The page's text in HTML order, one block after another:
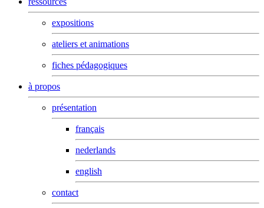
expositions
ateliers et animations
fiches pédagogiques
à propos
présentation
français
nederlands
english
contact